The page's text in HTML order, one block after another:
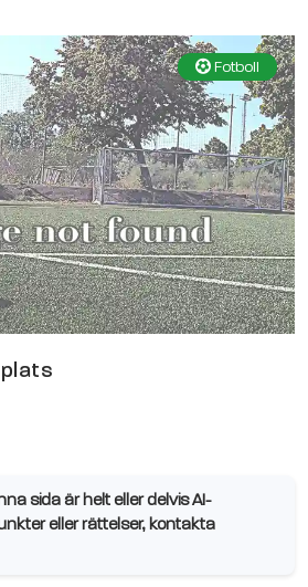
Fotboll
sida är helt eller delvis AI-
eller rättelser, kontakta